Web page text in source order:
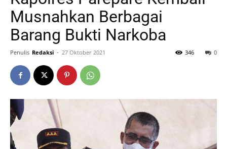
Musnahkan Berbagai
Barang Bukti Narkoba
Penulis Redaksi - 27 Oktober 2021 0
346